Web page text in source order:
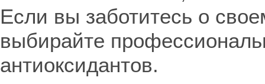
Если вы заботитесь о
выбирайте
антиоксидантов.